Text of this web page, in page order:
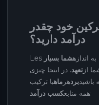
خود چقدر
درآمد دارید؟
Les اندازهشما بسیار
از تعهد. در اینجا چیزی
باشیدبردهر ماهبا ترکیب
همه منابعکسب درآمد :